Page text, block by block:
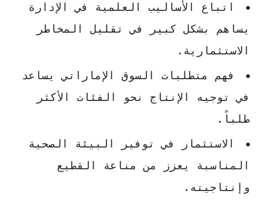
اتباع الأساليب العلمية في الإدارة
يساهم بشكل كبير في تقليل المخاطر
الاستثمارية.
فهم متطلبات السوق الإماراتي يساعد
في توجيه الإنتاج نحو الفئات الأكثر
طلباً.
الاستثمار في توفير البيئة الصحية
المناسبة يعزز من مناعة القطيع
وإنتاجيته.